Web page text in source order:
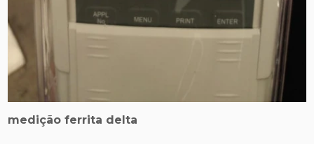
medição ferrita delta